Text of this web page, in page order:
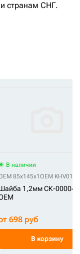
и странам СНГ.
В наличии
85x145x1 OEM KHV0170
1,2мм СК-
698 руб
В корзину